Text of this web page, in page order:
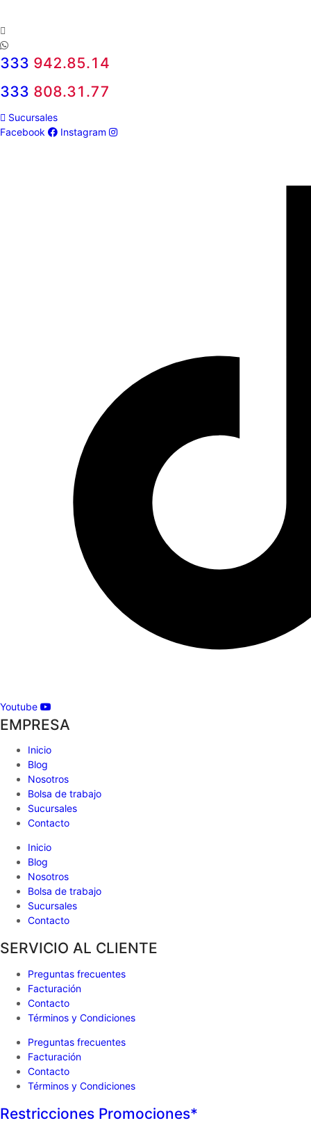
333 942.85.14
333 808.31.77
Sucursales
Facebook
Instagram
Youtube
EMPRESA
Inicio
Blog
Nosotros
Bolsa de trabajo
Sucursales
Contacto
Inicio
Blog
Nosotros
Bolsa de trabajo
Sucursales
Contacto
SERVICIO AL CLIENTE
Preguntas frecuentes
Facturación
Contacto
Términos y Condiciones
Preguntas frecuentes
Facturación
Contacto
Términos y Condiciones
Restricciones Promociones*